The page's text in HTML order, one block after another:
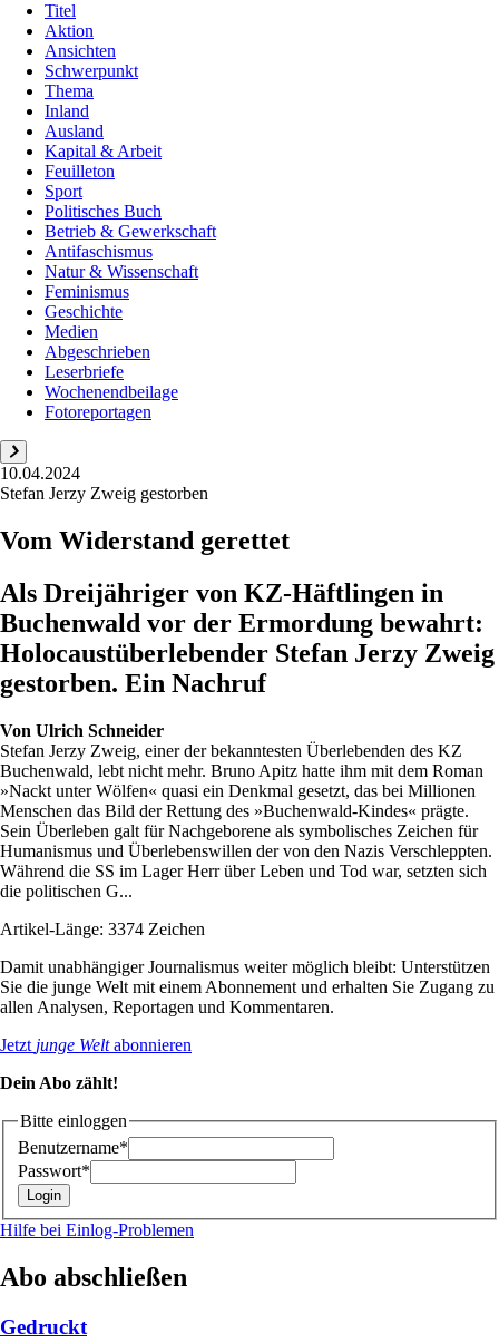
Titel
Aktion
Ansichten
Schwerpunkt
Thema
Inland
Ausland
Kapital & Arbeit
Feuilleton
Sport
Politisches Buch
Betrieb & Gewerkschaft
Antifaschismus
Natur & Wissenschaft
Feminismus
Geschichte
Medien
Abgeschrieben
Leserbriefe
Wochenendbeilage
Fotoreportagen
10.04.2024
Stefan Jerzy Zweig gestorben
Vom Widerstand gerettet
Als Dreijähriger von KZ-Häftlingen in
Buchenwald vor der Ermordung bewahrt:
Holocaustüberlebender Stefan Jerzy Zweig
gestorben. Ein Nachruf
Von Ulrich Schneider
Stefan Jerzy Zweig, einer der bekanntesten Überlebenden des KZ
Buchenwald, lebt nicht mehr. Bruno Apitz hatte ihm mit dem Roman
»Nackt unter Wölfen« quasi ein Denkmal gesetzt, das bei Millionen
Menschen das Bild der Rettung des »Buchenwald-Kindes« prägte.
Sein Überleben galt für Nachgeborene als symbolisches Zeichen für
Humanismus und Überlebenswillen der von den Nazis Verschleppten.
Während die SS im Lager Herr über Leben und Tod war, setzten sich
die politischen G...
Artikel-Länge: 3374 Zeichen
Damit unabhängiger Journalismus weiter möglich bleibt: Unterstützen
Sie die junge Welt mit einem Abonnement und erhalten Sie Zugang zu
allen Analysen, Reportagen und Kommentaren.
Jetzt junge Weltabonnieren
Dein Abo zählt!
Bitte einloggen
Benutzername*
Passwort*
Hilfe bei Einlog-Problemen
Abo abschließen
Gedruckt